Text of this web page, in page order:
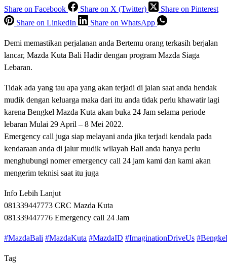
Share on Facebook
Share on X (Twitter)
Share on Pinterest
Share on LinkedIn
Share on WhatsApp
Demi memastikan perjalanan anda Bertemu orang terkasih berjalan
lancar, Mazda Kuta Bali Hadir dengan program Mazda Siaga
Lebaran.
Tidak ada yang tau apa yang akan terjadi di jalan saat anda hendak
mudik dengan keluarga maka dari itu anda tidak perlu khawatir lagi
karena Bengkel Mazda Kuta akan buka 24 Jam selama periode
lebaran Mulai 29 April – 8 Mei 2022.
Emergency call juga siap melayani anda jika terjadi kendala pada
kendaraan anda di jalur mudik wilayah Bali anda hanya perlu
menghubungi nomer emergency call 24 jam kami dan kami akan
mengerim teknisi saat itu juga
Info Lebih Lanjut
081339447773 CRC Mazda Kuta
081339447776 Emergency call 24 Jam
#MazdaBali #MazdaKuta #MazdaID #ImaginationDriveUs
Tag